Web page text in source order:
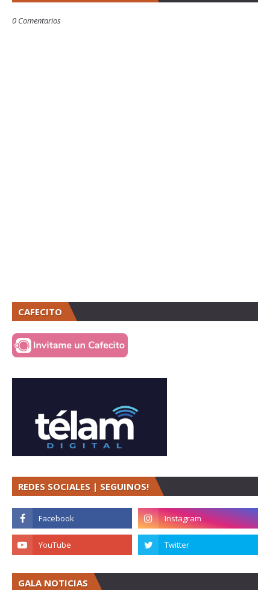
0 Comentarios
CAFECITO
REDES SOCIALES | SEGUINOS!
GALA NOTICIAS